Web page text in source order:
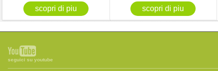
seguici su youtube